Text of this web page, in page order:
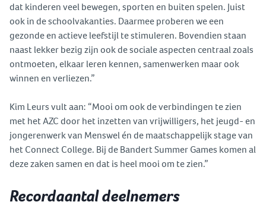
dat kinderen veel bewegen, sporten en buiten spelen. Juist
ook in de schoolvakanties. Daarmee proberen we een
gezonde en actieve leefstijl te stimuleren. Bovendien staan
naast lekker bezig zijn ook de sociale aspecten centraal zoals
ontmoeten, elkaar leren kennen, samenwerken maar ook
winnen en verliezen.”
Kim Leurs vult aan: “Mooi om ook de verbindingen te zien
met het AZC door het inzetten van vrijwilligers, het jeugd- en
jongerenwerk van Menswel én de maatschappelijk stage van
het Connect College. Bij de Bandert Summer Games komen al
deze zaken samen en dat is heel mooi om te zien.”
Recordaantal deelnemers